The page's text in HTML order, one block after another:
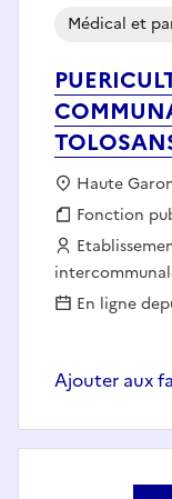
Médical et
Localisation
Haute
Fonction
Fonction
Employeur :
En ligne
Ajouter aux